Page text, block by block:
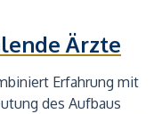
Ärzte
Erfahrung mit
des Aufbaus